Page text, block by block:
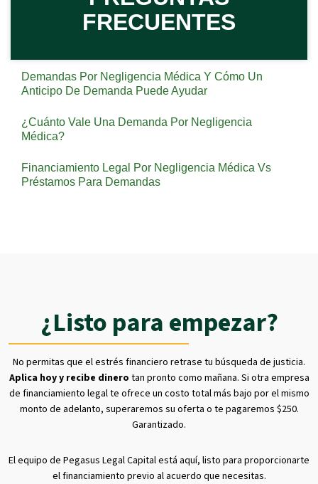
FRECUENTES
Demandas Por Negligencia Médica Y Cómo Un
Anticipo De Demanda Puede Ayudar
¿Cuánto Vale Una Demanda Por Negligencia
Médica?
Financiamiento Legal Por Negligencia Médica Vs
Préstamos Para Demandas
¿Listo para empezar?
No permitas que el estrés financiero retrase tu búsqueda de justicia.
Aplica hoy y recibe dinero tan pronto como mañana. Si otra empresa
de financiamiento legal te ofrece un costo total más bajo por el mismo
monto de adelanto, superaremos su oferta o te pagaremos $250.
Garantizado.
El equipo de Pegasus Legal Capital está aquí, listo para proporcionarte
el financiamiento previo al acuerdo que necesitas.